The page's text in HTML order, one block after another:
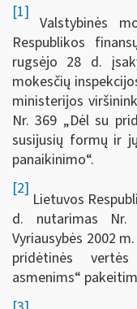
[1]
Valstybinės
Respublikos
rugsėjo 28 d.
mokesčių
ministerijos
Nr. 369 „Dėl su
susijusių formų ir
panaikinimo“.
[2]
Lietuvos
d. nutarimas Nr.
Vyriausybės 2002
pridėtinės
asmenims“